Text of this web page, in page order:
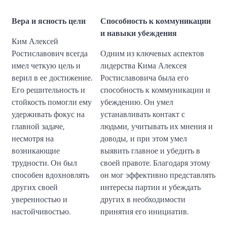
Вера и ясность цели
Ким Алексей
Ростиславович всегда
имел четкую цель и
верил в ее достижение.
Его решительность и
стойкость помогли ему
удерживать фокус на
главной задаче,
несмотря на
возникающие
трудности. Он был
способен вдохновлять
других своей
уверенностью и
настойчивостью.
Способность к коммуникации
и навыки убеждения
Одним из ключевых аспектов
лидерства Кима Алексея
Ростиславовича была его
способность к коммуникации и
убеждению. Он умел
устанавливать контакт с
людьми, учитывать их мнения и
доводы, и при этом умел
выявить главное и убедить в
своей правоте. Благодаря этому
он мог эффективно представлять
интересы партии и убеждать
других в необходимости
принятия его инициатив.